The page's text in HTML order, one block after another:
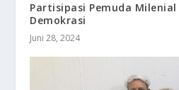
Partisipasi Pemuda
Demokrasi
Juni 28, 2024